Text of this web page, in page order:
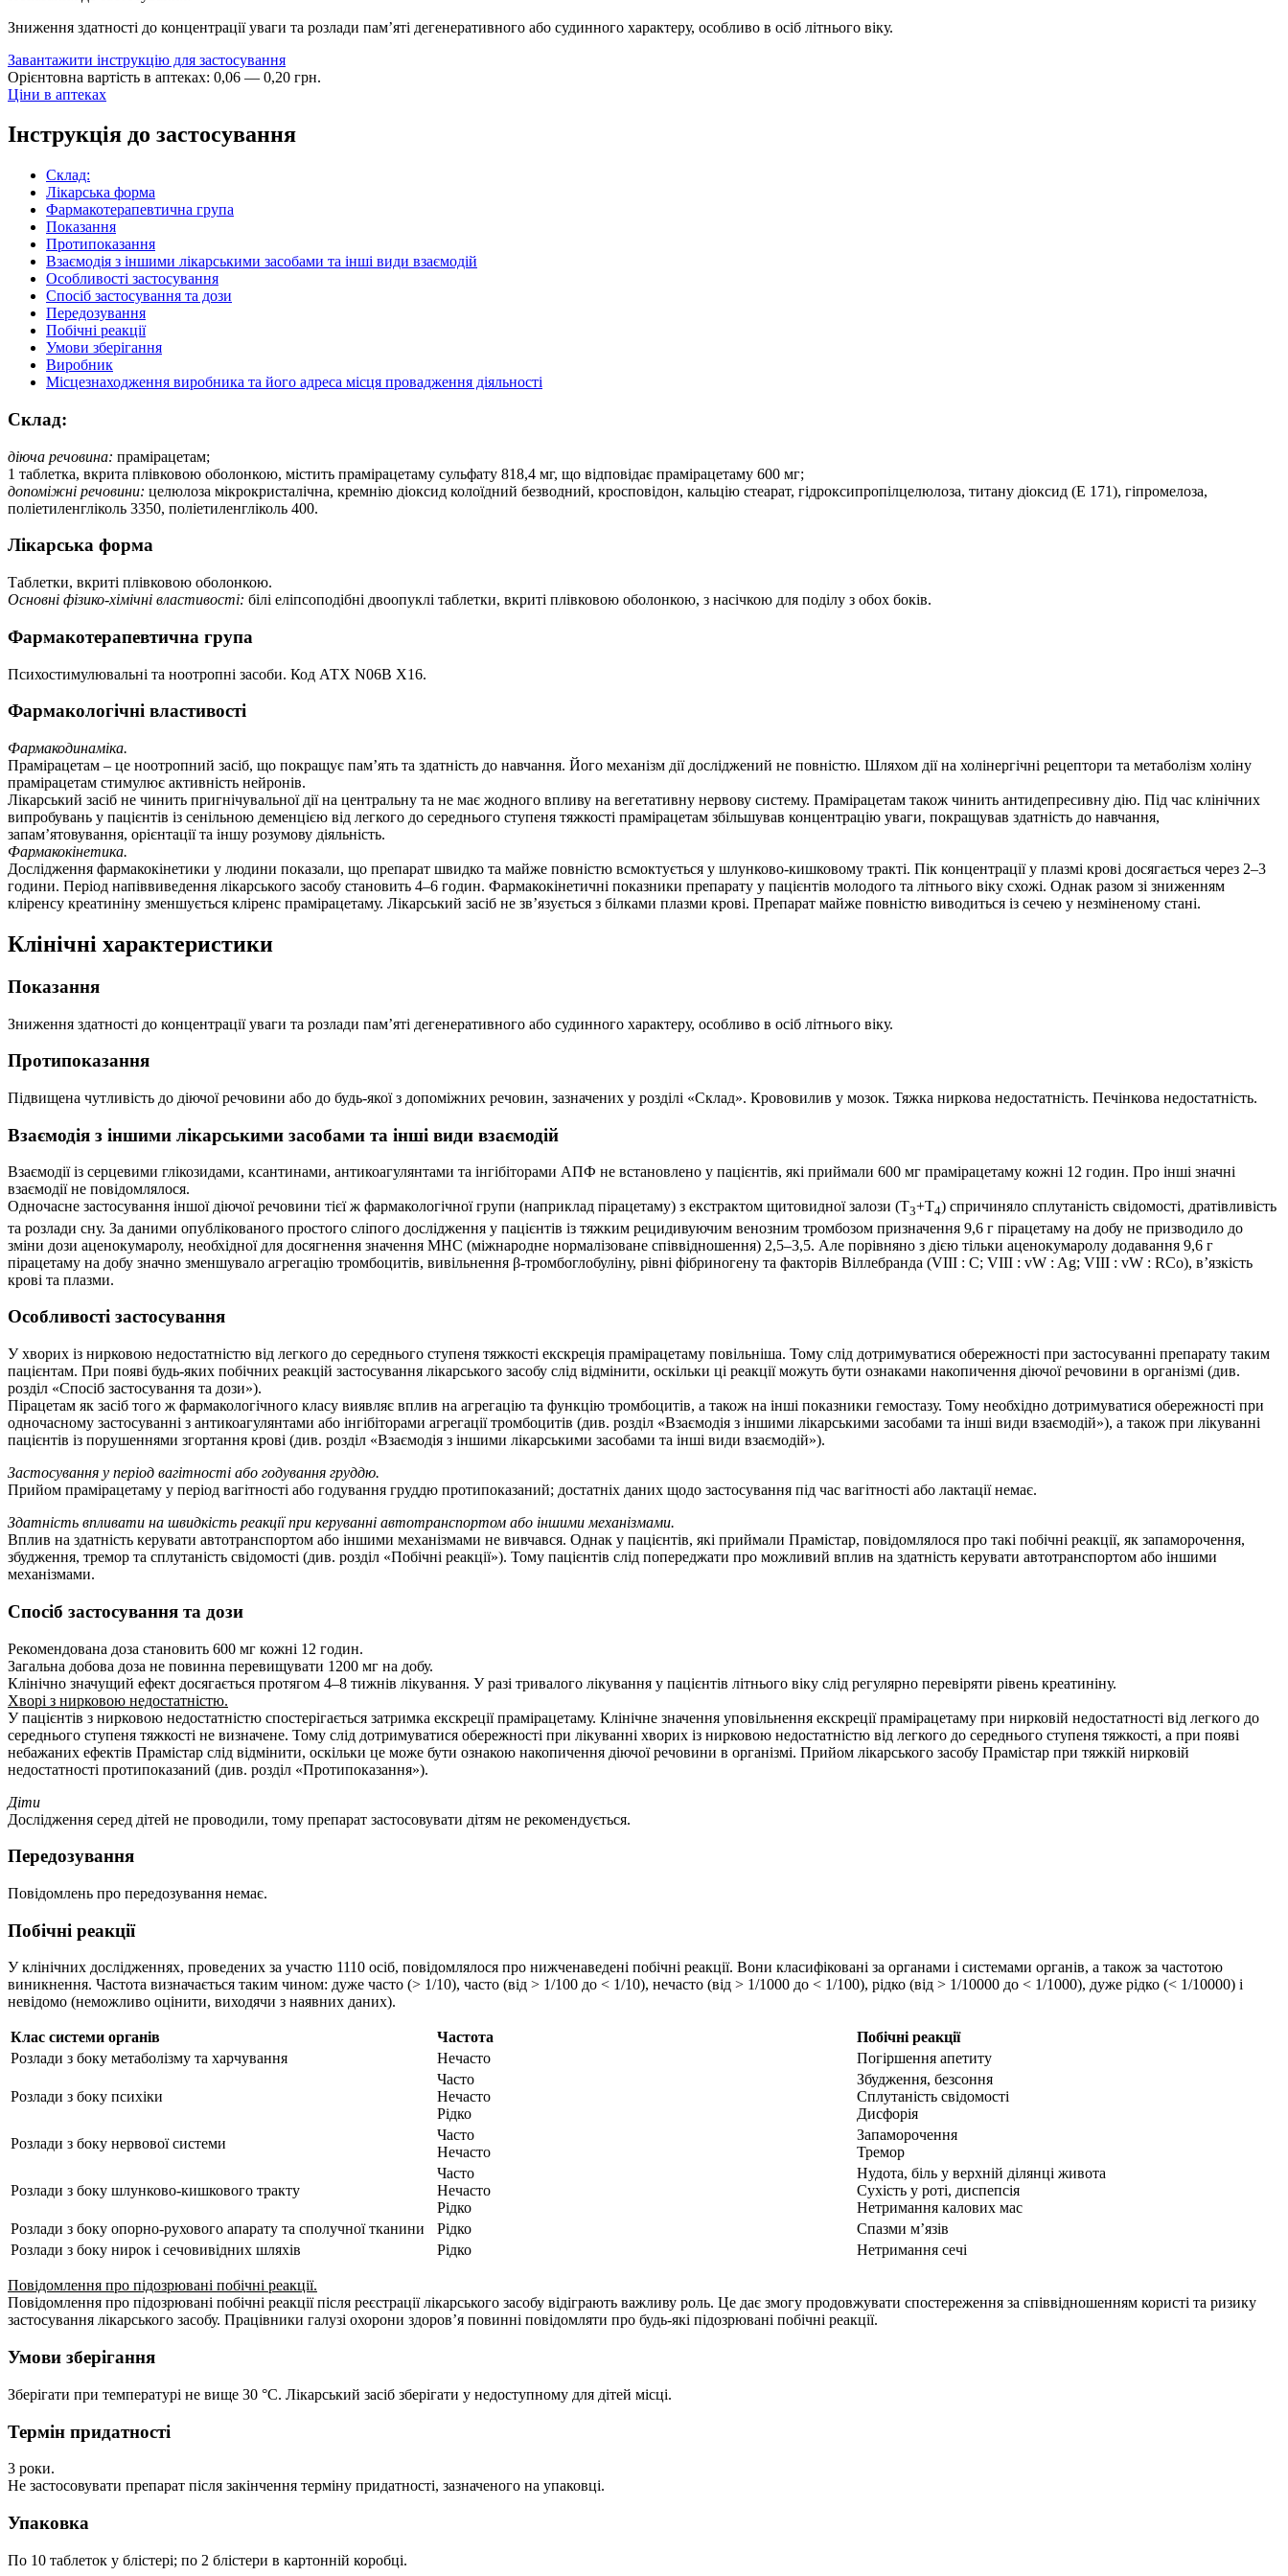
Зниження здатності до концентрації уваги та розлади пам’яті дегенеративного або судинного характеру, особливо в осіб літнього віку.
Завантажити інструкцію для застосування
Орієнтовна вартість в аптеках: 0,06 — 0,20 грн.
Ціни в аптеках
Інструкція до застосування
Склад:
Лікарська форма
Фармакотерапевтична група
Показання
Протипоказання
Взаємодія з іншими лікарськими засобами та інші види взаємодій
Особливості застосування
Спосіб застосування та дози
Передозування
Побічні реакції
Умови зберігання
Виробник
Місцезнаходження виробника та його адреса місця провадження діяльності
Склад:
діюча речовина: прамірацетам;
1 таблетка, вкрита плівковою оболонкою, містить прамірацетаму сульфату 818,4 мг, що відповідає прамірацетаму 600 мг;
допоміжні речовини: целюлоза мікрокристалічна, кремнію діоксид колоїдний безводний, кросповідон, кальцію стеарат, гідроксипропілцелюлоза, титану діоксид (Е 171), гіпромелоза,
поліетиленгліколь 3350, поліетиленгліколь 400.
Лікарська форма
Таблетки, вкриті плівковою оболонкою.
Основні фізико-хімічні властивості: білі еліпсоподібні двоопуклі таблетки, вкриті плівковою оболонкою, з насічкою для поділу з обох боків.
Фармакотерапевтична група
Психостимулювальні та ноотропні засоби. Код АТХ N06B X16.
Фармакологічні властивості
Фармакодинаміка.
Прамірацетам – це ноотропний засіб, що покращує пам’ять та здатність до навчання. Його механізм дії досліджений не повністю. Шляхом дії на холінергічні рецептори та метаболізм холіну
прамірацетам стимулює активність нейронів.
Лікарський засіб не чинить пригнічувальної дії на центральну та не має жодного впливу на вегетативну нервову систему. Прамірацетам також чинить антидепресивну дію. Під час клінічних
випробувань у пацієнтів із сенільною деменцією від легкого до середнього ступеня тяжкості прамірацетам збільшував концентрацію уваги, покращував здатність до навчання,
запам’ятовування, орієнтації та іншу розумову діяльність.
Фармакокінетика.
Дослідження фармакокінетики у людини показали, що препарат швидко та майже повністю всмоктується у шлунково-кишковому тракті. Пік концентрації у плазмі крові досягається через 2–3
години. Період напіввиведення лікарського засобу становить 4–6 годин. Фармакокінетичні показники препарату у пацієнтів молодого та літнього віку схожі. Однак разом зі зниженням
кліренсу креатиніну зменшується кліренс прамірацетаму. Лікарський засіб не зв’язується з білками плазми крові. Препарат майже повністю виводиться із сечею у незміненому стані.
Клінічні характеристики
Показання
Зниження здатності до концентрації уваги та розлади пам’яті дегенеративного або судинного характеру, особливо в осіб літнього віку.
Протипоказання
Підвищена чутливість до діючої речовини або до будь-якої з допоміжних речовин, зазначених у розділі «Склад». Крововилив у мозок. Тяжка ниркова недостатність. Печінкова недостатність.
Взаємодія з іншими лікарськими засобами та інші види взаємодій
Взаємодії із серцевими глікозидами, ксантинами, антикоагулянтами та інгібіторами АПФ не встановлено у пацієнтів, які приймали 600 мг прамірацетаму кожні 12 годин. Про інші значні
взаємодії не повідомлялося.
Одночасне застосування іншої діючої речовини тієї ж фармакологічної групи (наприклад пірацетаму) з екстрактом щитовидної залози (Т3+Т4) спричиняло сплутаність свідомості, дратівливість
та розлади сну. За даними опублікованого простого сліпого дослідження у пацієнтів із тяжким рецидивуючим венозним тромбозом призначення 9,6 г пірацетаму на добу не призводило до
зміни дози аценокумаролу, необхідної для досягнення значення МНС (міжнародне нормалізоване співвідношення) 2,5–3,5. Але порівняно з дією тільки аценокумаролу додавання 9,6 г
пірацетаму на добу значно зменшувало агрегацію тромбоцитів, вивільнення β-тромбоглобуліну, рівні фібриногену та факторів Віллебранда (VIII : C; VIII : vW : Ag; VIII : vW : RCo), в’язкість
крові та плазми.
Особливості застосування
У хворих із нирковою недостатністю від легкого до середнього ступеня тяжкості екскреція прамірацетаму повільніша. Тому слід дотримуватися обережності при застосуванні препарату таким
пацієнтам. При появі будь-яких побічних реакцій застосування лікарського засобу слід відмінити, оскільки ці реакції можуть бути ознаками накопичення діючої речовини в організмі (див.
розділ «Спосіб застосування та дози»).
Пірацетам як засіб того ж фармакологічного класу виявляє вплив на агрегацію та функцію тромбоцитів, а також на інші показники гемостазу. Тому необхідно дотримуватися обережності при
одночасному застосуванні з антикоагулянтами або інгібіторами агрегації тромбоцитів (див. розділ «Взаємодія з іншими лікарськими засобами та інші види взаємодій»), а також при лікуванні
пацієнтів із порушеннями згортання крові (див. розділ «Взаємодія з іншими лікарськими засобами та інші види взаємодій»).
Застосування у період вагітності або годування груддю.
Прийом прамірацетаму у період вагітності або годування груддю протипоказаний; достатніх даних щодо застосування під час вагітності або лактації немає.
Здатність впливати на швидкість реакції при керуванні автотранспортом або іншими механізмами.
Вплив на здатність керувати автотранспортом або іншими механізмами не вивчався. Однак у пацієнтів, які приймали Прамістар, повідомлялося про такі побічні реакції, як запаморочення,
збудження, тремор та сплутаність свідомості (див. розділ «Побічні реакції»). Тому пацієнтів слід попереджати про можливий вплив на здатність керувати автотранспортом або іншими
механізмами.
Спосіб застосування та дози
Рекомендована доза становить 600 мг кожні 12 годин.
Загальна добова доза не повинна перевищувати 1200 мг на добу.
Клінічно значущий ефект досягається протягом 4–8 тижнів лікування. У разі тривалого лікування у пацієнтів літнього віку слід регулярно перевіряти рівень креатиніну.
Хворі з нирковою недостатністю.
У пацієнтів з нирковою недостатністю спостерігається затримка екскреції прамірацетаму. Клінічне значення уповільнення екскреції прамірацетаму при нирковій недостатності від легкого до
середнього ступеня тяжкості не визначене. Тому слід дотримуватися обережності при лікуванні хворих із нирковою недостатністю від легкого до середнього ступеня тяжкості, а при появі
небажаних ефектів Прамістар слід відмінити, оскільки це може бути ознакою накопичення діючої речовини в організмі. Прийом лікарського засобу Прамістар при тяжкій нирковій
недостатності протипоказаний (див. розділ «Протипоказання»).
Діти
Дослідження серед дітей не проводили, тому препарат застосовувати дітям не рекомендується.
Передозування
Повідомлень про передозування немає.
Побічні реакції
У клінічних дослідженнях, проведених за участю 1110 осіб, повідомлялося про нижченаведені побічні реакції. Вони класифіковані за органами і системами органів, а також за частотою
виникнення. Частота визначається таким чином: дуже часто (> 1/10), часто (від > 1/100 до < 1/10), нечасто (від > 1/1000 до < 1/100), рідко (від > 1/10000 до < 1/1000), дуже рідко (< 1/10000) і
невідомо (неможливо оцінити, виходячи з наявних даних).
Клас системи органів Частота
Побічні реакції
Розлади з боку метаболізму та харчування
Нечасто Погіршення апетиту
Розлади з боку психіки
Часто
Нечасто
Рідко
Збудження, безсоння
Сплутаність свідомості
Дисфорія
Розлади з боку нервової системи
Часто
Нечасто
Запаморочення
Тремор
Розлади з боку шлунково-кишкового тракту
Часто
Нечасто
Рідко
Нудота, біль у верхній ділянці живота
Сухість у роті, диспепсія
Нетримання калових мас
Розлади з боку опорно-рухового апарату та сполучної тканини
Рідко
Спазми м’язів
Розлади з боку нирок і сечовивідних шляхів
Рідко Нетримання сечі
Повідомлення про підозрювані побічні реакції.
Повідомлення про підозрювані побічні реакції після реєстрації лікарського засобу відіграють важливу роль. Це дає змогу продовжувати спостереження за співвідношенням користі та ризику
застосування лікарського засобу. Працівники галузі охорони здоров’я повинні повідомляти про будь-які підозрювані побічні реакції.
Умови зберігання
Зберігати при температурі не вище 30 °С. Лікарський засіб зберігати у недоступному для дітей місці.
Термін придатності
3 роки.
Не застосовувати препарат після закінчення терміну придатності, зазначеного на упаковці.
Упаковка
По 10 таблеток у блістері; по 2 блістери в картонній коробці.